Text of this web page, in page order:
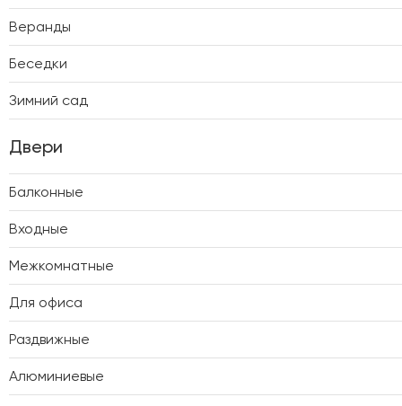
Веранды
Беседки
Зимний сад
Двери
Балконные
Входные
Межкомнатные
Для офиса
Раздвижные
Алюминиевые